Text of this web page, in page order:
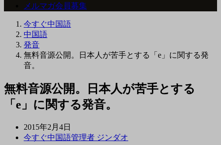
メルマガ会員募集
今すぐ中国語
中国語
発音
無料音源公開。日本人が苦手とする「e」に関する発
音。
無料音源公開。日本人が苦手とする
「e」に関する発音。
2015年2月4日
今すぐ中国語管理者 ジンダオ